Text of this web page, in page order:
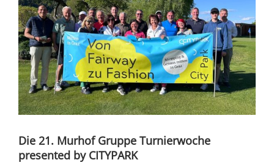
Die 21. Murhof Gruppe Turnierwoche
presented by CITYPARK